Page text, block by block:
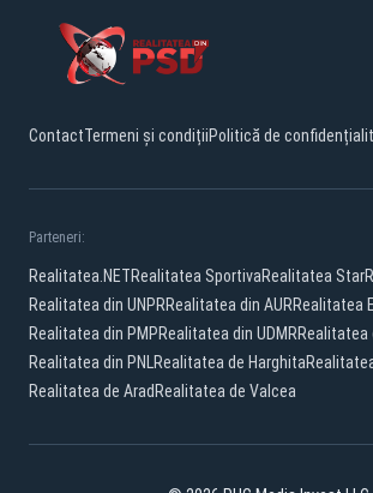
ContactTermeni și condițiiPolitică de
Parteneri:
Realitatea.NETRealitatea SportivaRealitatea Star
Realitatea din UNPRRealitatea din AURRealitatea
Realitatea din PMPRealitatea din UDMRRealitatea
Realitatea din PNLRealitatea de Harghita
Realitatea de Arad Realitatea de Valcea